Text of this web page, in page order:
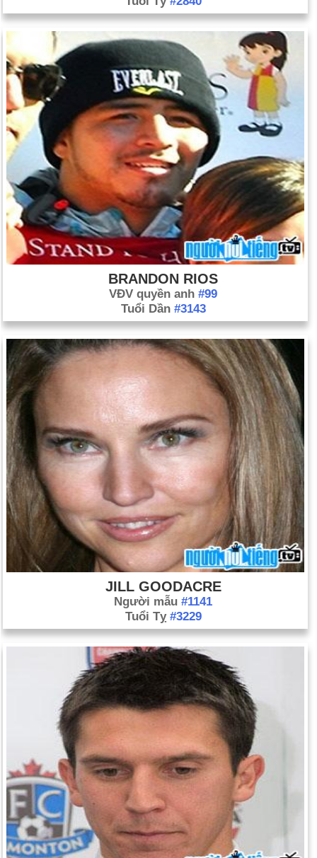
BRANDON RIOS
VĐV quyền anh #99
Tuổi Dần #3143
JILL GOODACRE
Người mẫu #1141
Tuổi Tỵ #3229